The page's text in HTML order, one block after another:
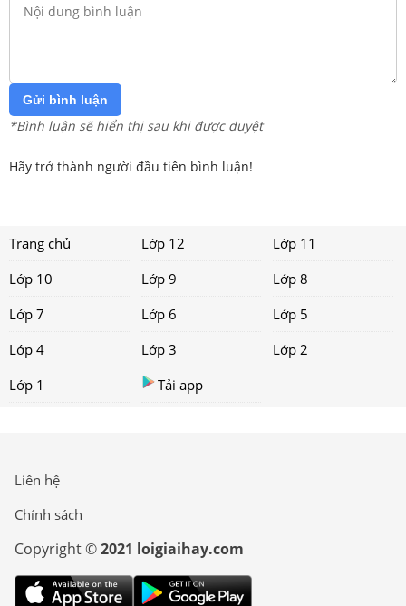
Gửi bình luận
*Bình luận sẽ hiển thị sau khi được duyệt
Hãy trở thành người đầu tiên bình luận!
Trang chủ Lớp 12
Lớp 11
Lớp 10
Lớp 9
Lớp 8
Lớp 7
Lớp 6
Lớp 5
Lớp 4
Lớp 3
Lớp 2
Lớp 1
Tải app
Liên hệ
Chính sách
Copyright ©2021 loigiaihay.com